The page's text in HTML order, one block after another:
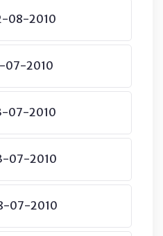
08-2010
07-2010
07-2010
07-2010
07-2010